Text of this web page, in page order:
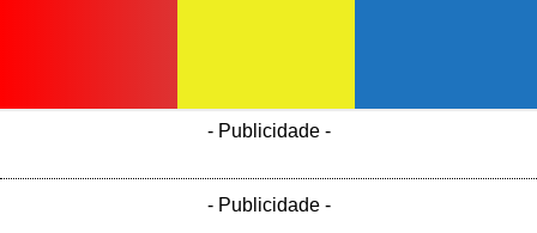
- Publicidade -
- Publicidade -